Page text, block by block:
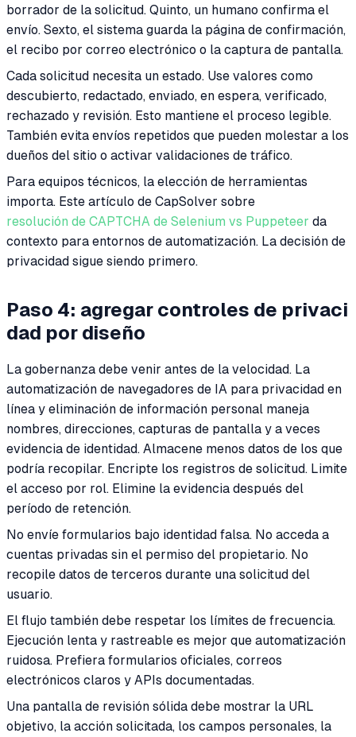
borrador de la solicitud. Quinto, un humano confirma el
envío. Sexto, el sistema guarda la página de confirmación,
el recibo por correo electrónico o la captura de pantalla.
Cada solicitud necesita un estado. Use valores como
descubierto, redactado, enviado, en espera, verificado,
rechazado y revisión. Esto mantiene el proceso legible.
También evita envíos repetidos que pueden molestar a los
dueños del sitio o activar validaciones de tráfico.
Para equipos técnicos, la elección de herramientas
importa. Este artículo de CapSolver sobre
resolución de CAPTCHA de Selenium vs Puppeteer da
contexto para entornos de automatización. La decisión de
privacidad sigue siendo primero.
Paso 4: agregar controles de privaci
dad por diseño
La gobernanza debe venir antes de la velocidad. La
automatización de navegadores de IA para privacidad en
línea y eliminación de información personal maneja
nombres, direcciones, capturas de pantalla y a veces
evidencia de identidad. Almacene menos datos de los que
podría recopilar. Encripte los registros de solicitud. Limite
el acceso por rol. Elimine la evidencia después del
período de retención.
No envíe formularios bajo identidad falsa. No acceda a
cuentas privadas sin el permiso del propietario. No
recopile datos de terceros durante una solicitud del
usuario.
El flujo también debe respetar los límites de frecuencia.
Ejecución lenta y rastreable es mejor que automatización
ruidosa. Prefiera formularios oficiales, correos
electrónicos claros y APIs documentadas.
Una pantalla de revisión sólida debe mostrar la URL
objetivo, la acción solicitada, los campos personales, la